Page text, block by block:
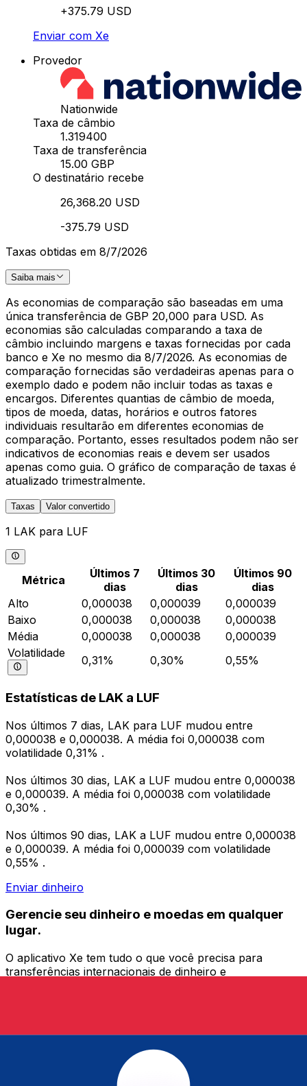
+375.79 USD
Enviar com Xe
Provedor
Nationwide
Taxa de câmbio
1.319400
Taxa de transferência
15.00 GBP
O destinatário recebe
26,368.20 USD
-375.79 USD
Taxas obtidas em 8/7/2026
Saiba mais
As economias de comparação são baseadas em uma
única transferência de GBP 20,000 para USD. As
economias são calculadas comparando a taxa de
câmbio incluindo margens e taxas fornecidas por cada
banco e Xe no mesmo dia 8/7/2026. As economias de
comparação fornecidas são verdadeiras apenas para o
exemplo dado e podem não incluir todas as taxas e
encargos. Diferentes quantias de câmbio de moeda,
tipos de moeda, datas, horários e outros fatores
individuais resultarão em diferentes economias de
comparação. Portanto, esses resultados podem não ser
indicativos de economias reais e devem ser usados
apenas como guia. O gráfico de comparação de taxas é
atualizado trimestralmente.
Taxas Valor convertido
1 LAK para LUF
Métrica
Últimos 7
dias
Últimos 30
dias
Últimos 90
dias
Alto
0,000038 0,000039
0,000039
Baixo
0,000038 0,000038
0,000038
Média
0,000038 0,000038
0,000039
Volatilidade
0,31% 0,30% 0,55%
Estatísticas de LAK a LUF
Nos últimos 7 dias, LAK para LUF mudou entre
0,000038 e 0,000038. A média foi 0,000038 com
volatilidade 0,31% .
Nos últimos 30 dias, LAK a LUF mudou entre 0,000038
e 0,000039. A média foi 0,000038 com volatilidade
0,30% .
Nos últimos 90 dias, LAK a LUF mudou entre 0,000038
e 0,000039. A média foi 0,000039 com volatilidade
0,55% .
Enviar dinheiro
Gerencie seu dinheiro e moedas em qualquer
lugar.
O aplicativo Xe tem tudo o que você precisa para
transferências internacionais de dinheiro e